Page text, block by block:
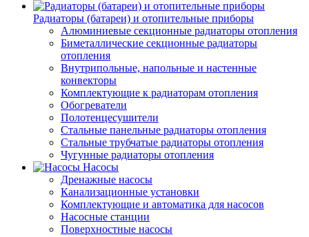
Радиаторы (батареи) и отопительные приборы
Алюминиевые секционные радиаторы отопления
Биметаллические секционные радиаторы
отопления
Внутрипольные, напольные и настенные
конвекторы
Комплектующие к радиаторам отопления
Обогреватели
Полотенцесушители
Стальные панельные радиаторы отопления
Стальные трубчатые радиаторы отопления
Чугунные радиаторы отопления
Насосы
Дренажные насосы
Канализационные установки
Комплектующие и автоматика для насосов
Насосные станции
Поверхностные насосы